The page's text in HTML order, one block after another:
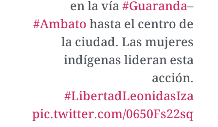
en la vía#Guaranda–
#Ambatohasta el centro de
la ciudad. Las mujeres
indígenas lideran esta
acción.
#LibertadLeonidasIza
pic.twitter.com/0650Fs22sq